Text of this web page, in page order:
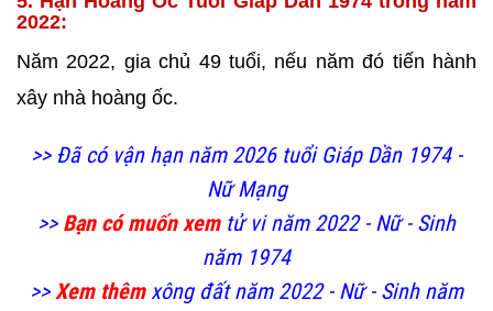
2022:
Năm 2022, gia chủ 49 tuổi, nếu năm đó tiến hành
xây nhà hoàng ốc.
>> Đã có vận hạn năm 2026 tuổi Giáp Dần 1974 -
Nữ Mạng
>> Bạn có muốn xemtử vi năm 2022 - Nữ - Sinh
năm 1974
>>Xem thêmxông đất năm 2022 - Nữ - Sinh năm